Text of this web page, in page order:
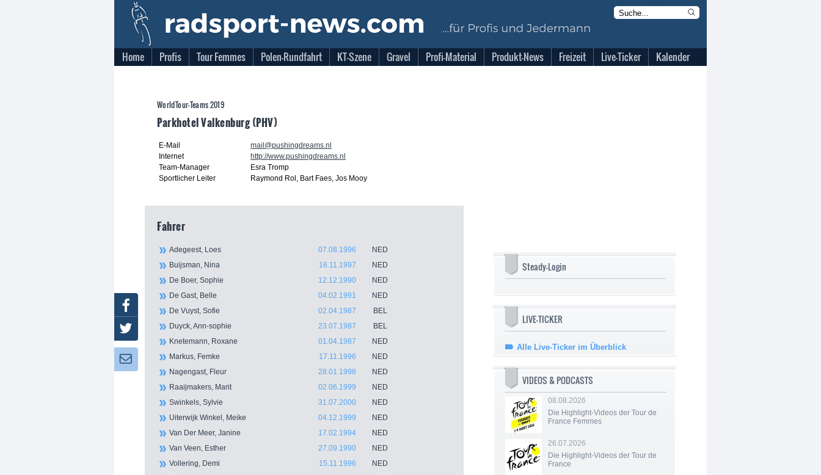
Home Profis Tour Femmes Polen-Rundfahrt KT-Szene Gravel Profi-Material Produkt-News Freizeit Live-Ticker Kalender
WorldTour-Teams 2019
Parkhotel Valkenburg (PHV)
E-Mail
mail@pushingdreams.nl
Internet
http://www.pushingdreams.nl
Team-Manager
Esra Tromp
Sportlicher Leiter
Raymond Rol, Bart Faes, Jos Mooy
Fahrer
Adegeest, Loes 07.08.1996
NED
Buijsman, Nina
16.11.1997
NED
De Boer, Sophie
12.12.1990
NED
De Gast, Belle
04.02.1991
NED
De Vuyst, Sofie
02.04.1987
BEL
Duyck, Ann-sophie
23.07.1987
BEL
Knetemann, Roxane
01.04.1987
NED
Markus, Femke
17.11.1996
NED
Nagengast, Fleur
28.01.1998
NED
Raaijmakers, Marit
02.06.1999
NED
Swinkels, Sylvie
31.07.2000
NED
Uiterwijk Winkel, Meike
04.12.1999
NED
Van Der Meer, Janine
17.02.1994
NED
Van Veen, Esther
27.09.1990
NED
Vollering, Demi
15.11.1996
NED
Steady-Login
LIVE-TICKER
Alle Live-Ticker im Überblick
VIDEOS & PODCASTS
08.08.2026
Die Highlight-Videos der Tour de
France Femmes
26.07.2026
Die Highlight-Videos der Tour de
France
Twitter
Newsletter: